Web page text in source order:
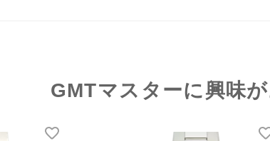
GMTマスターに興味